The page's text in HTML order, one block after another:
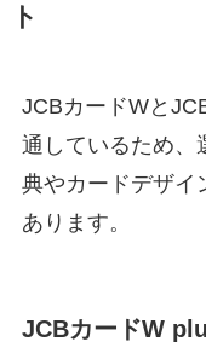
ト
JCBカードWと
通しているため、
典やカードデザイ
あります。
JCBカードW